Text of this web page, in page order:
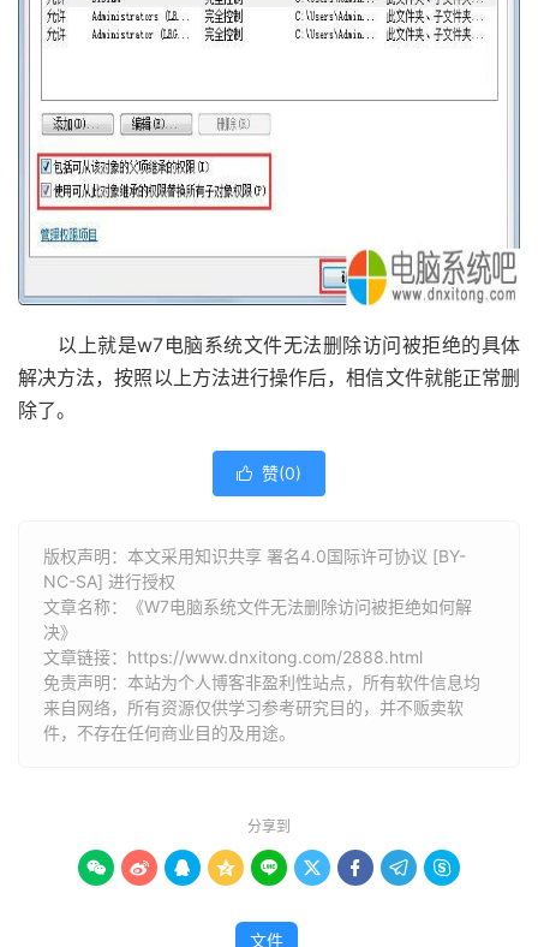
以上就是w7电脑系统文件无法删除访问被拒绝的具体
解决方法，按照以上方法进行操作后，相信文件就能正常删
除了。
 赞(0)
版权声明：本文采用知识共享 署名4.0国际许可协议 [BY-
NC-SA] 进行授权
文章名称：《W7电脑系统文件无法删除访问被拒绝如何解
决》
文章链接： https://www.dnxitong.com/2888.html
免责声明：本站为个人博客非盈利性站点，所有软件信息均
来自网络，所有资源仅供学习参考研究目的，并不贩卖软
件，不存在任何商业目的及用途。
分享到
        
文件